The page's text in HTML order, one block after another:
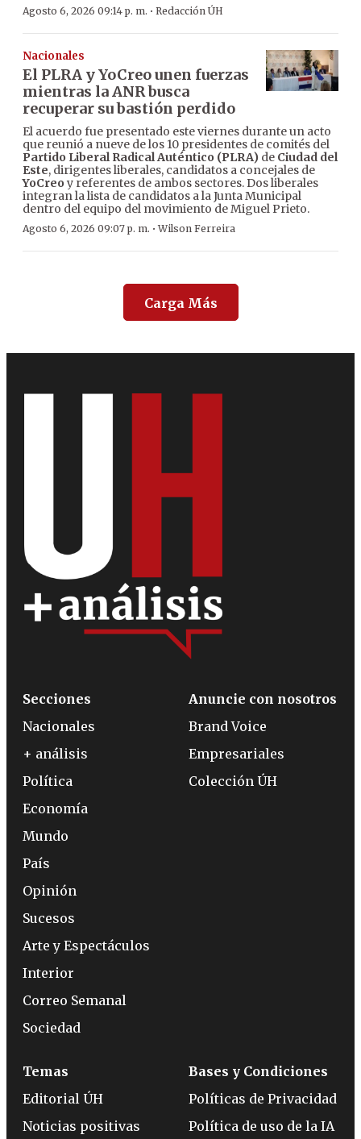
Agosto 6, 2026 09:14 p. m. · Redacción ÚH
Nacionales
El PLRA y YoCreo unen fuerzas
mientras la ANR busca
recuperar su bastión perdido
El acuerdo fue presentado este viernes durante un acto
que reunió a nueve de los 10 presidentes de comités del
Partido Liberal Radical Auténtico (PLRA) de Ciudad del
Este, dirigentes liberales, candidatos a concejales de
YoCreo y referentes de ambos sectores. Dos liberales
integran la lista de candidatos a la Junta Municipal
dentro del equipo del movimiento de Miguel Prieto.
Agosto 6, 2026 09:07 p. m. ·Wilson Ferreira
Carga Más
Secciones
Nacionales
+ análisis
Política
Economía
Mundo
País
Opinión
Sucesos
Arte y Espectáculos
Interior
Correo Semanal
Sociedad
Anuncie con nosotros
Brand Voice
Empresariales
Colección ÚH
Temas
Editorial ÚH
Noticias positivas
Bases y Condiciones
Políticas de Privacidad
Política de uso de la IA